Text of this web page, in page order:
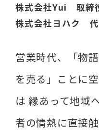
株式会社Yui 取締
株式会社ヨハク
営業時代、「物
を売る」ことに
は 縁あって地域
者の情熱に直接触